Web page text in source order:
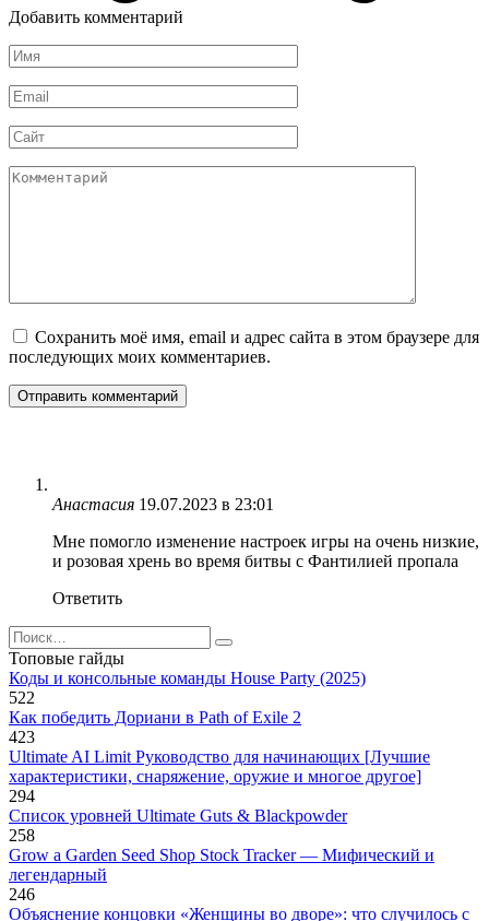
Добавить комментарий
Имя
*
Email
*
Сайт
Комментарий
Сохранить моё имя, email и адрес сайта в этом браузере для
последующих моих комментариев.
Анастасия 19.07.2023 в 23:01
Мне помогло изменение настроек игры на очень низкие,
и розовая хрень во время битвы с Фантилией пропала
Ответить
Search
for:
Топовые гайды
Коды и консольные команды House Party (2025)
522
Как победить Дориани в Path of Exile 2
423
Ultimate AI Limit Руководство для начинающих [Лучшие
характеристики, снаряжение, оружие и многое другое]
294
Список уровней Ultimate Guts & Blackpowder
258
Grow a Garden Seed Shop Stock Tracker — Мифический и
легендарный
246
Объяснение концовки «Женщины во дворе»: что случилось с